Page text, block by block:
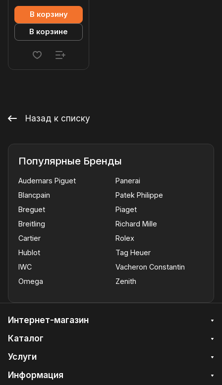
В корзину
В корзине
Назад к списку
Популярные Бренды
Audemars Piguet
Blancpain
Breguet
Breitling
Cartier
Hublot
IWC
Omega
Panerai
Patek Philippe
Piaget
Richard Mille
Rolex
Tag Heuer
Vacheron Constantin
Zenith
Интернет-магазин
Каталог
Услуги
Информация